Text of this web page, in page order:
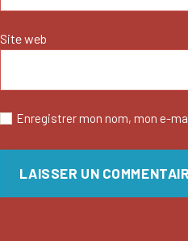
Site web
Enregistrer mon nom, mon e-